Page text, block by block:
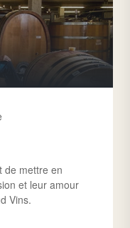
de mettre en
et leur amour
Vins.